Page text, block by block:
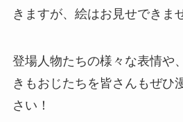
きますが、絵はお見せできま
登場人物たちの様々な表情や
きもおじたちを皆さんもぜひ
さい！